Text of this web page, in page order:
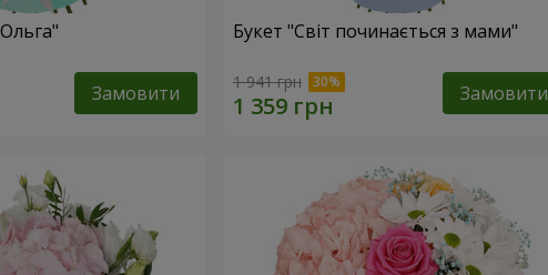
Замовити
Букет "Світ починається з мами"
1 941 грн Замовити